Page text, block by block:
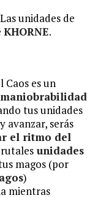
unidades de
KHORNE.
Caos es un
maniobrabilidad
tus unidades
serás
el ritmo del
unidades
magos (por
)
mientras